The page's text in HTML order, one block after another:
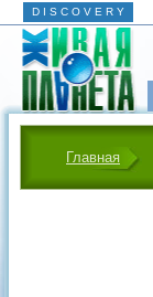
D I S C O V E R Y
Главная